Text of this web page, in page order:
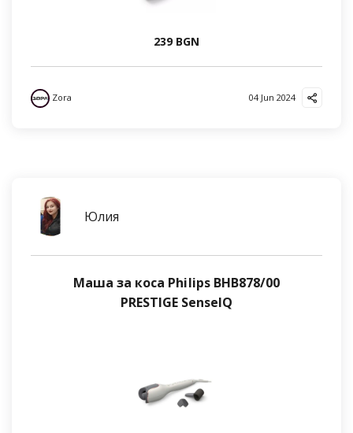
239 BGN
Zora 04 Jun 2024
Юлия
Маша за коса Philips BHB878/00
PRESTIGE SenseIQ